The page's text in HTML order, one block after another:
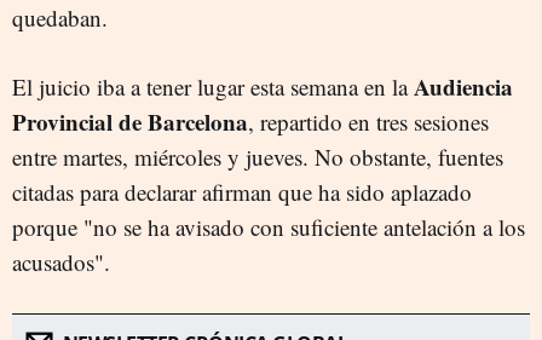
quedaban.
El juicio iba a tener lugar esta semana en laAudiencia
Provincial de Barcelona, repartido en tres sesiones
entre martes, miércoles y jueves. No obstante, fuentes
citadas para declarar afirman que ha sido aplazado
porque "no se ha avisado con suficiente antelación a los
acusados".